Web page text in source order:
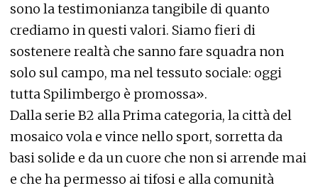
sono la testimonianza tangibile di quanto
crediamo in questi valori. Siamo fieri di
sostenere realtà che sanno fare squadra non
solo sul campo, ma nel tessuto sociale: oggi
tutta Spilimbergo è promossa».
Dalla serie B2 alla Prima categoria, la città del
mosaico vola e vince nello sport, sorretta da
basi solide e da un cuore che non si arrende mai
e che ha permesso ai tifosi e alla comunità